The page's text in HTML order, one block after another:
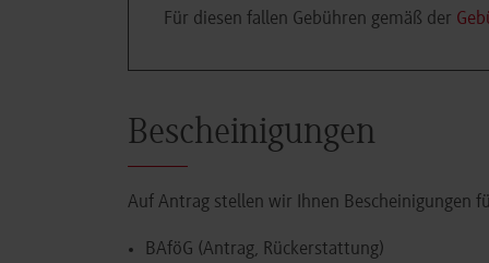
Für diesen fallen Gebühren gemäß der
Bescheinigungen
Auf Antrag stellen wir Ihnen Bescheinigungen
BAföG (Antrag, Rückerstattung)